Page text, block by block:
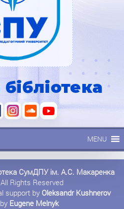
MENU
СумДПУ ім. А.С. Макаренка
Rights Reserved
support by Oleksandr Kushnerov
Eugene Melnyk